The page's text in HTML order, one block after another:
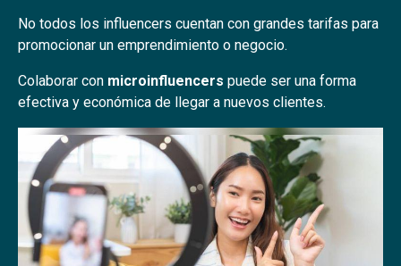
No todos los influencers cuentan con grandes tarifas para
promocionar un emprendimiento o negocio.
Colaborar con microinfluencers puede ser una forma
efectiva y económica de llegar a nuevos clientes.